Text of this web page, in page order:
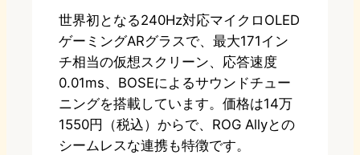
世界初となる240Hz対応マイクロOLED
ゲーミングARグラスで、最大171イン
チ相当の仮想スクリーン、応答速度
0.01ms、BOSEによるサウンドチュー
ニングを搭載しています。価格は14万
1550円（税込）からで、ROG Allyとの
シームレスな連携も特徴です。